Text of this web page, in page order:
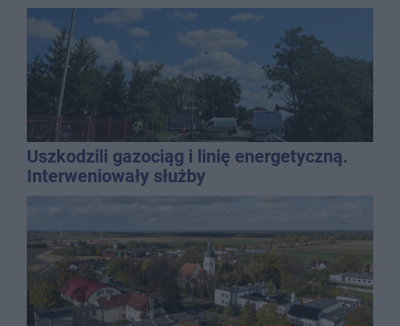
Uszkodzili gazociąg i linię energetyczną.
Interweniowały służby